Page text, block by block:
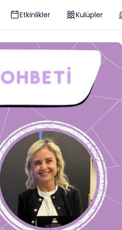
Etkinlikler Kulüpler